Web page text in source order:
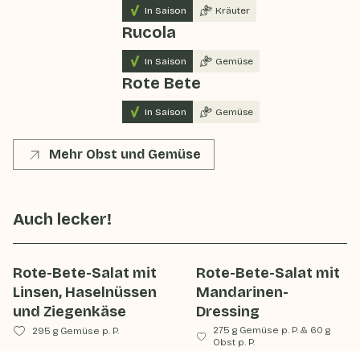
In Saison Kräuter
Rucola
In Saison Gemüse
Rote Bete
In Saison Gemüse
Mehr Obst und Gemüse
Auch lecker!
Rote-Bete-Salat mit
Linsen, Haselnüssen
und Ziegenkäse
295 g Gemüse p. P.
Rote-Bete-Salat mit
Mandarinen-
Dressing
275 g Gemüse p. P. & 60 g
Obst p. P.